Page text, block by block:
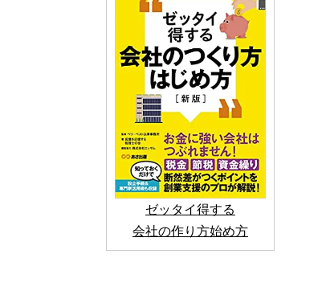
ゼッタイ得する
会社の作り方始め方